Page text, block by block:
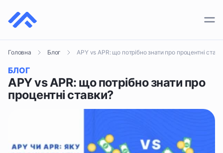
КРИПТОБІРЖІ
Головна Блог APY vs APR: що потрібно знати про процентні
БЛОГ
APY vs APR: що потрібно знати про
процентні ставки?